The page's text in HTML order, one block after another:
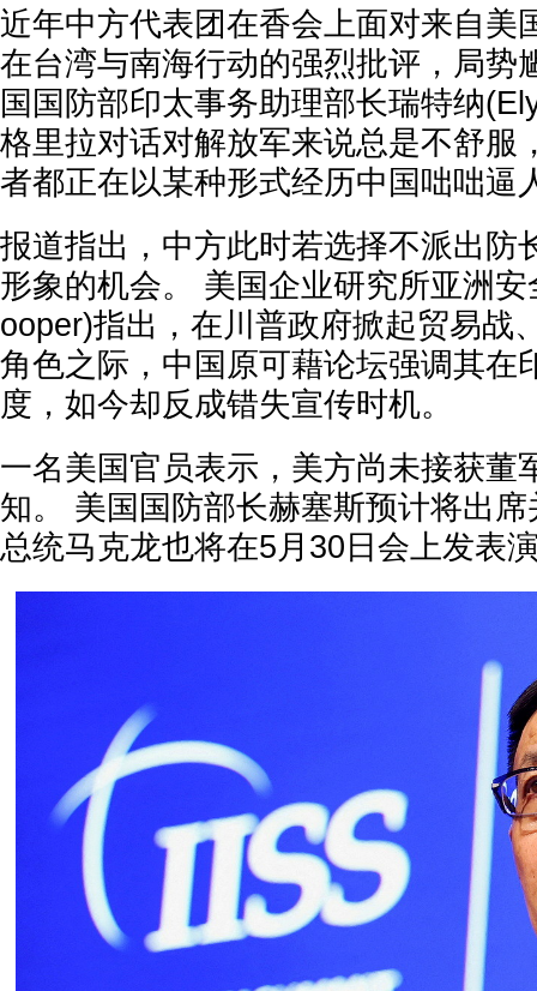
近年中方代表团在香会上面对来自美
在台湾与南海行动的强烈批评，局势
国国防部印太事务助理部长瑞特纳
格里拉对话对解放军来说总是不舒服
者都正在以某种形式经历中国咄咄逼
报道指出，中方此时若选择不派出防
形象的机会。 美国企业研究所亚洲
ooper)指出，在川普政府掀起贸易战
角色之际，中国原可藉论坛强调其在
度，如今却反成错失宣传时机。
一名美国官员表示，美方尚未接获董
知。 美国国防部长赫塞斯预计将出
总统马克龙也将在5月30日会上发表